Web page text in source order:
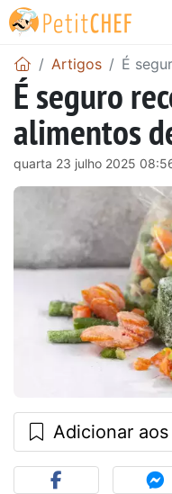
Artigos É
É seguro
alimentos
quarta 23 julho 2025
Adicionar